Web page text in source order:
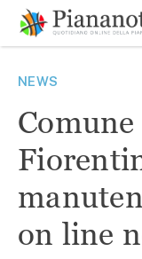
contenuto
NEWS
on line